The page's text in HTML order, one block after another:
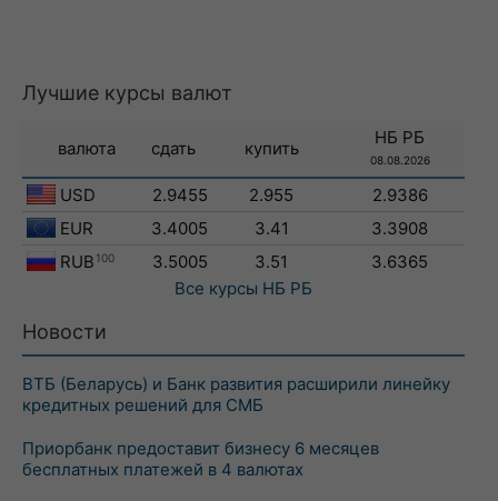
Лучшие курсы валют
валюта сдать купить
НБ РБ
08.08.2026
USD 2.9455 2.955
2.9386
EUR
3.4005 3.41
3.3908
RUB 100 3.5005 3.51
3.6365
Все курсы НБ РБ
Новости
ВТБ (Беларусь) и Банк развития расширили линейку
кредитных решений для СМБ
Приорбанк предоставит бизнесу 6 месяцев
бесплатных платежей в 4 валютах